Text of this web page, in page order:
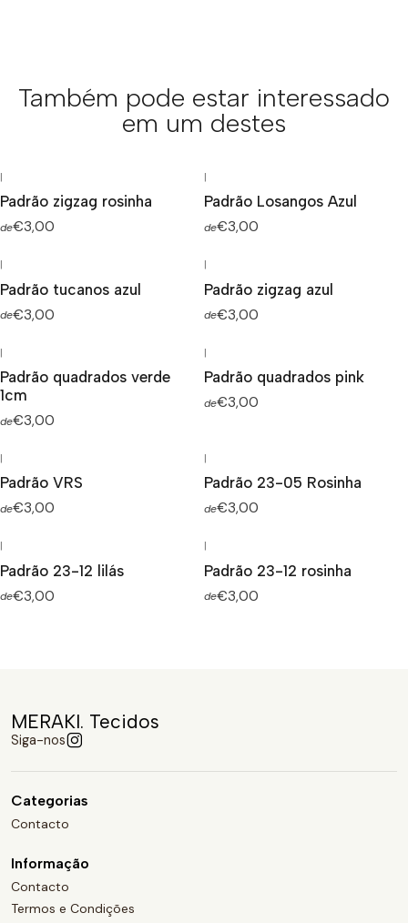
Também pode estar interessado
em um destes
|
Padrão zigzag rosinha
de€3,00
|
Padrão Losangos Azul
de€3,00
|
Padrão tucanos azul
de€3,00
|
Padrão zigzag azul
de€3,00
|
Padrão quadrados verde
1cm
de€3,00
|
Padrão quadrados pink
de€3,00
|
Padrão VRS
de€3,00
|
Padrão 23-05 Rosinha
de€3,00
|
Padrão 23-12 lilás
de€3,00
|
Padrão 23-12 rosinha
de€3,00
MERAKI. Tecidos
Siga-nos
Categorias
Contacto
Informação
Contacto
Termos e Condições